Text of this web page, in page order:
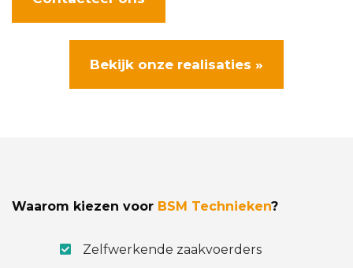
Bekijk onze realisaties »
Waarom kiezen voor BSM Technieken?
Zelfwerkende zaakvoerders